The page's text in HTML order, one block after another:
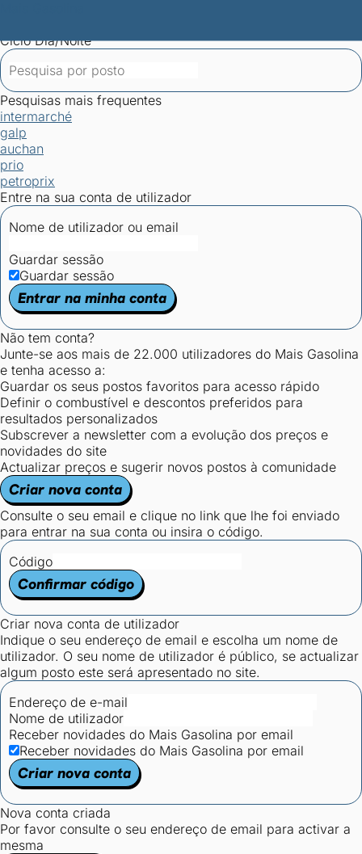
Ciclo Dia/Noite
Pesquisas mais frequentes
intermarché
galp
auchan
prio
petroprix
Entre na sua conta de utilizador
Nome de utilizador ou email
Guardar sessão
Guardar sessão
Entrar na minha conta
Não tem conta?
Junte-se aos mais de 22.000 utilizadores do Mais Gasolina
e tenha acesso a:
Guardar os seus postos favoritos para acesso rápido
Definir o combustível e descontos preferidos para
resultados personalizados
Subscrever a newsletter com a evolução dos preços e
novidades do site
Actualizar preços e sugerir novos postos à comunidade
Criar nova conta
Consulte o seu email e clique no link que lhe foi enviado
para entrar na sua conta ou insira o código.
Código
Confirmar código
Criar nova conta de utilizador
Indique o seu endereço de email e escolha um nome de
utilizador. O seu nome de utilizador é público, se actualizar
algum posto este será apresentado no site.
Endereço de e-mail
Nome de utilizador
Receber novidades do Mais Gasolina por email
Receber novidades do Mais Gasolina por email
Criar nova conta
Nova conta criada
Por favor consulte o seu endereço de email para activar a
mesma